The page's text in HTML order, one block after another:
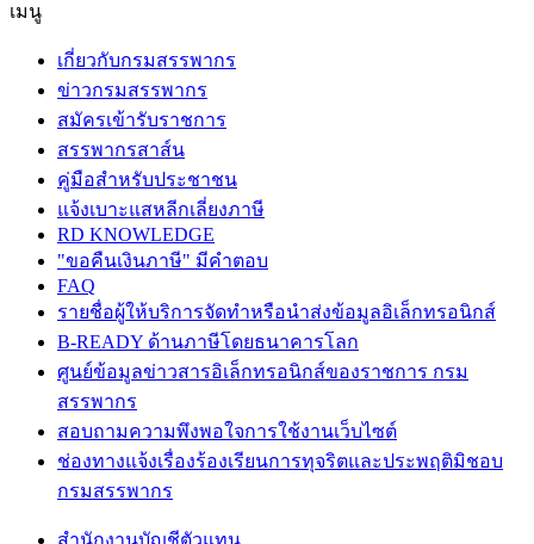
เมนู
เกี่ยวกับกรมสรรพากร
ข่าวกรมสรรพากร
สมัครเข้ารับราชการ
สรรพากรสาส์น
คู่มือสำหรับประชาชน
แจ้งเบาะแสหลีกเลี่ยงภาษี
RD KNOWLEDGE
"ขอคืนเงินภาษี" มีคำตอบ
FAQ
รายชื่อผู้ให้บริการจัดทำหรือนำส่งข้อมูลอิเล็กทรอนิกส์
B-READY ด้านภาษีโดยธนาคารโลก
ศูนย์ข้อมูลข่าวสารอิเล็กทรอนิกส์ของราชการ กรม
สรรพากร
สอบถามความพึงพอใจการใช้งานเว็บไซต์
ช่องทางแจ้งเรื่องร้องเรียนการทุจริตและประพฤติมิชอบ
กรมสรรพากร
สำนักงานบัญชีตัวแทน